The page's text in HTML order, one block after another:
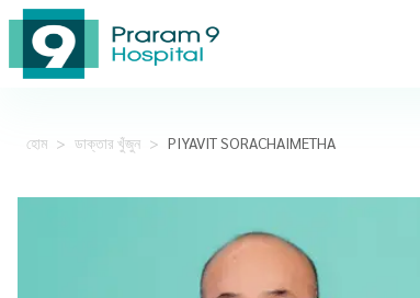
হোম > ডাক্তার খুঁজুন > PIYAVIT SORACHAIMETHA